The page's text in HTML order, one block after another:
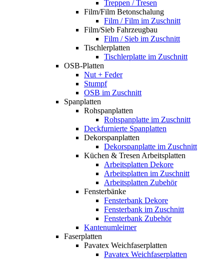
Treppen / Tresen
Film/Film Betonschalung
Film / Film im Zuschnitt
Film/Sieb Fahrzeugbau
Film / Sieb im Zuschnitt
Tischlerplatten
Tischlerplatte im Zuschnitt
OSB-Platten
Nut + Feder
Stumpf
OSB im Zuschnitt
Spanplatten
Rohspanplatten
Rohspanplatte im Zuschnitt
Deckfurnierte Spanplatten
Dekorspanplatten
Dekorspanplatte im Zuschnitt
Küchen & Tresen Arbeitsplatten
Arbeitsplatten Dekore
Arbeitsplatten im Zuschnitt
Arbeitsplatten Zubehör
Fensterbänke
Fensterbank Dekore
Fensterbank im Zuschnitt
Fensterbank Zubehör
Kantenumleimer
Faserplatten
Pavatex Weichfaserplatten
Pavatex Weichfaserplatten